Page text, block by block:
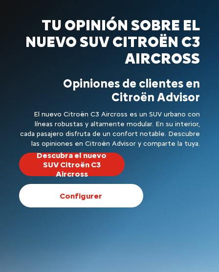
TU OPINIÓN SOBRE EL
NUEVO SUV CITROËN C3
AIRCROSS
Opiniones de clientes en
Citroën Advisor
El nuevo Citroën C3 Aircross es un SUV urbano con
líneas robustas y altamente modular. En su interior,
cada pasajero disfruta de un confort notable. Descubre
las opiniones en Citroën Advisor y comparte la tuya.
Descubra el nuevo
SUV Citroën C3
Aircross
Configurer